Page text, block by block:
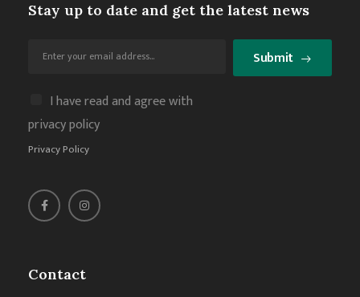
Contact
Stay up to date and get the latest news
I have read and agree with
privacy policy
Privacy Policy
Submit